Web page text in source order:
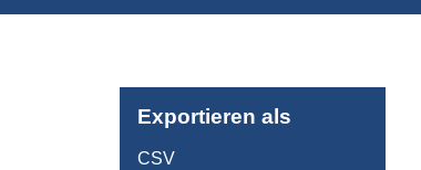
Exportieren als
CSV